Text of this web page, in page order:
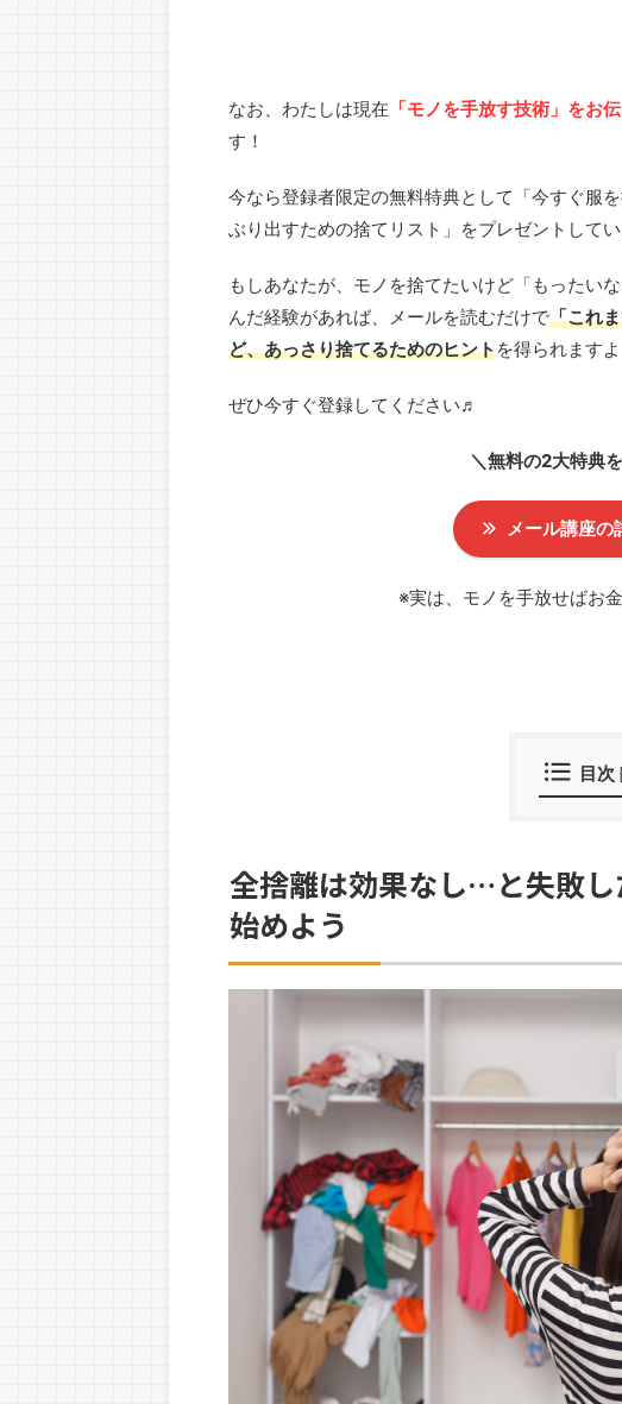
なお、わたしは現在 「モノを手放す技術」をお
す！
今なら登録者限定の無料特典として「今すぐ服
ぶり出すための捨てリスト」をプレゼントしてい
もしあなたが、モノを捨てたいけど「もったい
んだ経験があれば、メールを読むだけで「これ
ど、あっさり捨てるためのヒントを得られますよ
ぜひ今すぐ登録してください♬
＼無料の2大特典
メール講座の
※実は、モノを手放せばお
目次
全捨離は効果なし…と失敗
始めよう